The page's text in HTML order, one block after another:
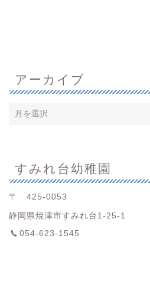
アーカイブ
すみれ台幼稚園
〒 425-0053
静岡県焼津市すみれ台1-25-1
054-623-1545